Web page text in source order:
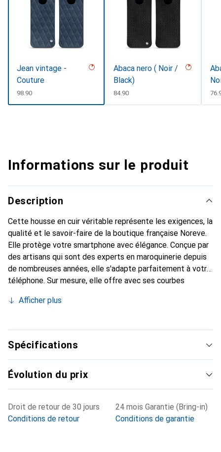
Jean vintage -
Couture
CHF
98.90
Abaca nero ( Noir /
Black)
CHF
84.90
Informations sur le produit
Description
Cette housse en cuir véritable représente les exigences, la
qualité et le savoir-faire de la boutique française Noreve.
Elle protège votre smartphone avec élégance. Conçue par
des artisans qui sont des experts en maroquinerie depuis
de nombreuses années, elle s'adapte parfaitement à votre
téléphone. Sur mesure, elle offre avec ses courbes
l'accessoire chic et indispensable pour votre smartphone.
haute qualité, la marque Noreve est un choix sûr pour une
clientèle exigeante.
Afficher plus
Spécifications
Évolution du prix
Droit de retour de 30 jours
Conditions de retour
24 mois Garantie (Bring-in)
Conditions de garantie